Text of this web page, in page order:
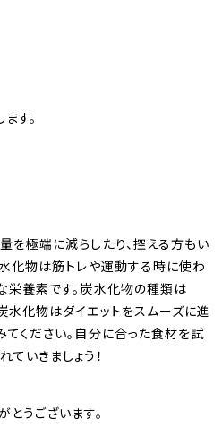
す。
を極端に減らしたり、控える方もい
化物は筋トレや運動する時に使わ
栄養素です。炭水化物の種類は
化物はダイエットをスムーズに進
ください。自分に合った食材を試
いきましょう！
うございます。